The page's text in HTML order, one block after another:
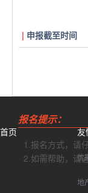
申报截至时间
报名提示：
1.报名方式，请
2.如需帮助，请
首页 友
优
地